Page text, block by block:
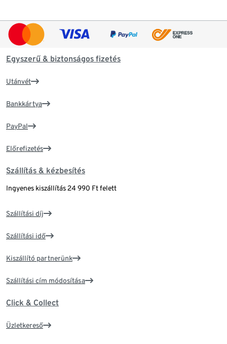
Egyszerű & biztonságos fizetés
Utánvét
Bankkártya
PayPal
Előrefizetés
Szállítás & kézbesítés
Ingyenes kiszállítás 24 990 Ft felett
Szállítási díj
Szállítási idő
Kiszállító partnerünk
Szállítási cím módosítása
Click & Collect
Üzletkereső